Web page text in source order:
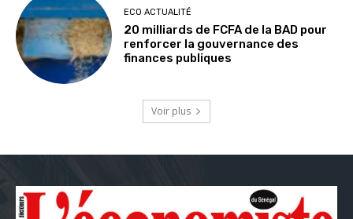
ECO ACTUALITÉ
20 milliards de FCFA de la BAD pour
renforcer la gouvernance des
finances publiques
Voir plus